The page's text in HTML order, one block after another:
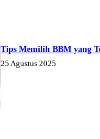
Tips Memilih BBM yang
25 Agustus 2025